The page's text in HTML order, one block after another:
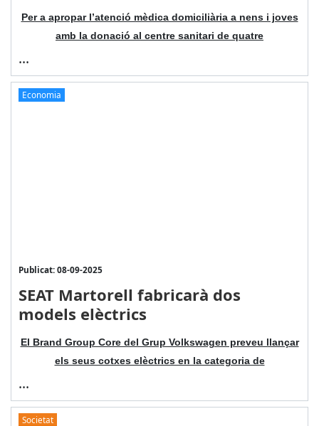
Per a apropar l’atenció mèdica domiciliària a nens i joves
amb la donació al centre sanitari de quatre
...
Economia
Publicat: 08-09-2025
SEAT Martorell fabricarà dos
models elèctrics
El Brand Group Core del Grup Volkswagen preveu llançar
els seus cotxes elèctrics en la categoria de
...
Societat